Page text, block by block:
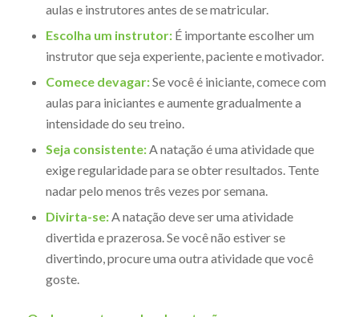
aulas e instrutores antes de se matricular.
Escolha um instrutor:É importante escolher um
instrutor que seja experiente, paciente e motivador.
Comece devagar:Se você é iniciante, comece com
aulas para iniciantes e aumente gradualmente a
intensidade do seu treino.
Seja consistente:A natação é uma atividade que
exige regularidade para se obter resultados. Tente
nadar pelo menos três vezes por semana.
Divirta-se:A natação deve ser uma atividade
divertida e prazerosa. Se você não estiver se
divertindo, procure uma outra atividade que você
goste.